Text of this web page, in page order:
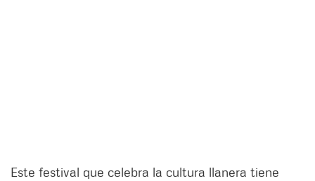
Este festival que celebra la cultura llanera tiene